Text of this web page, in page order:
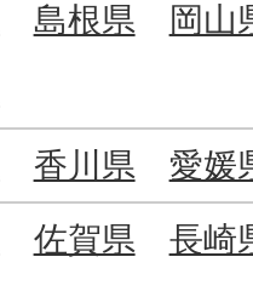
島根県
岡山
香川県 愛媛
佐賀県
長崎